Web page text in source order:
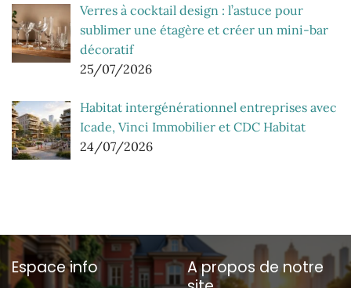
Verres à cocktail design : l’astuce pour
sublimer une étagère et créer un mini-bar
décoratif
25/07/2026
Habitat intergénérationnel entreprises avec
Icade, Vinci Immobilier et CDC Habitat
24/07/2026
Espace info
A propos de notre